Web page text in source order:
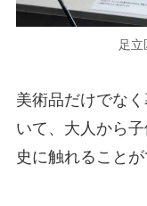
足立
美術品だけでな
いて、大人から
史に触れることが